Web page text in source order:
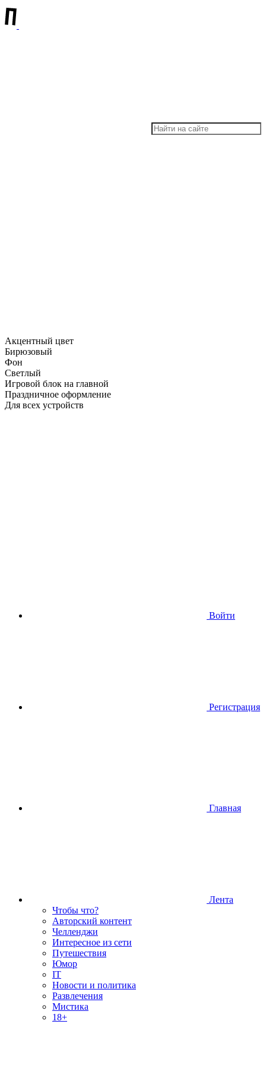
Акцентный цвет
Бирюзовый
Фон
Светлый
Игровой блок на главной
Праздничное оформление
Для всех устройств
Войти
Регистрация
Главная
Лента
Чтобы что?
Авторский контент
Челленджи
Интересное из сети
Путешествия
Юмор
IT
Новости и политика
Развлечения
Мистика
18+